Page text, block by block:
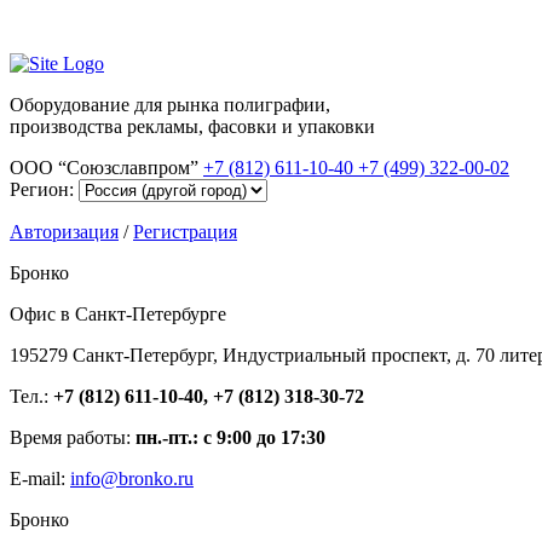
Оборудование для рынка полиграфии,
производства рекламы, фасовки и упаковки
ООО “Союзславпром” +7 (812) 611-10-40 +7 (499) 322-00-02
Регион:
Авторизация /Регистрация
Бронко
Офис в Санкт-Петербурге
195279 Санкт-Петербург, Индустриальный проспект, д. 70
Тел.: +7 (812) 611-10-40, +7 (812) 318-30-72
Время работы: пн.-пт.: с 9:00 до 17:30
E-mail: info@bronko.ru
Бронко